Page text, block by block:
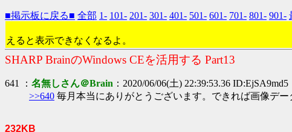
■掲示板に戻る■ 全部 1- 101- 201- 301- 401- 501- 601- 701- 801- 901-
えると表示できなくなるよ。
SHARP BrainのWindows CEを活用する Part13
641 ： 名無しさん＠Brain ：2020/06/06(土) 22:39:53.36 ID:EjSA9md5
>>640 毎月本当にありがとうございます。できれば画像デー
232KB